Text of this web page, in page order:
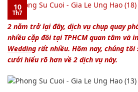
10
Th7
2 năm trở lại đây, dịch vụ chụp quay
nhiều cặp đôi tại TPHCM quan tâm và
Wedding rất nhiều. Hôm nay, chúng tôi
cưới hiểu rõ hơn về 2 dịch vụ này.